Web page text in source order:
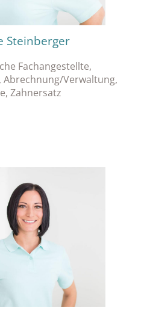
Steinberger
Fachangestellte,
Verwaltung,
Zahnersatz